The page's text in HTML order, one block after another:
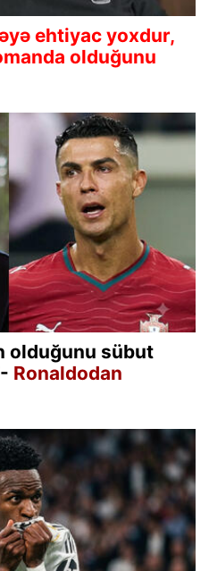
ehtiyac yoxdur,
olduğunu
olduğunu sübut
Ronaldodan